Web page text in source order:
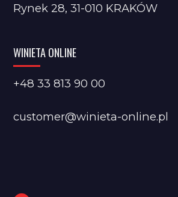
Rynek 28, 31-010 KRAKÓW
WINIETA ONLINE
+48 33 813 90 00
customer@winieta-online.pl